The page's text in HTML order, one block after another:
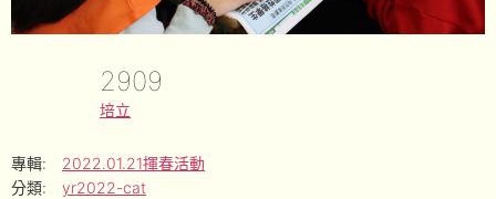
2909
培立
專輯:
2022.01.21揮春活動
分類:
yr2022-cat